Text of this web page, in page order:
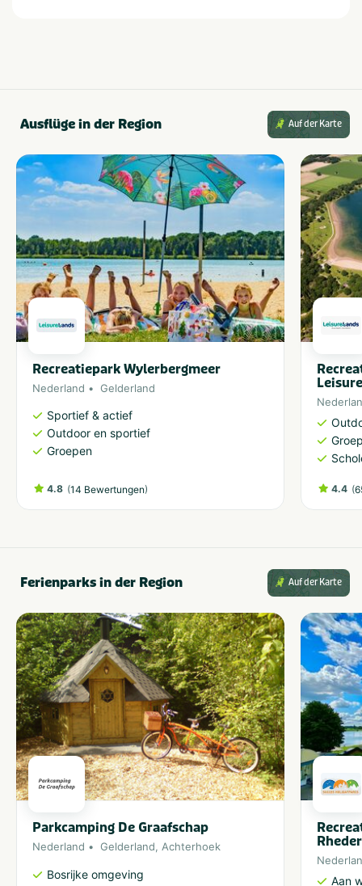
Ausflüge in der Region Auf der Karte
Recreatiepark Wylerbergmeer
Nederland Gelderland
Sportief & actief
Outdoor en sportief
Groepen
4.8 (14 Bewertungen) 4.4 (
Ferienparks in der Region Auf der Karte
Parkcamping De Graafschap
Nederland Gelderland, Achterhoek
Bosrijke omgeving
Aan